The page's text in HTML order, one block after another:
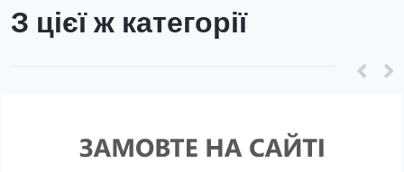
З цієї ж категорії